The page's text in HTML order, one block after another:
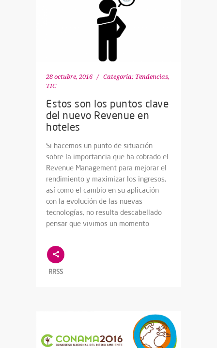
28 octubre, 2016 Categoría: Tendencias,
TIC
Estos son los puntos clave
del nuevo Revenue en
hoteles
Si hacemos un punto de situación
sobre la importancia que ha cobrado el
Revenue Management para mejorar el
rendimiento y maximizar los ingresos,
así como el cambio en su aplicación
con la evolución de las nuevas
tecnologías, no resulta descabellado
pensar que vivimos un momento
RRSS